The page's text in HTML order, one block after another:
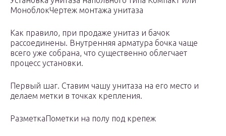
МоноблокЧертеж монтажа унитаза
Как правило, при продаже унитаз и бачок
рассоединены. Внутренняя арматура бочка чаще
всего уже собрана, что существенно облегчает
процесс установки.
Первый шаг. Ставим чашу унитаза на его место и
делаем метки в точках крепления.
РазметкаПометки на полу под крепеж